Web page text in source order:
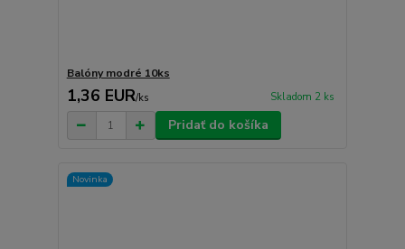
Balóny modré 10ks
1,36 EUR/ks Skladom 2 ks
Pridať do košíka
Novinka